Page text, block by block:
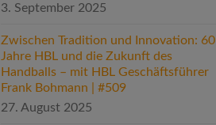
3. September 2025
Zwischen Tradition und Innovation: 60
Jahre HBL und die Zukunft des
Handballs – mit HBL Geschäftsführer
Frank Bohmann | #509
27. August 2025